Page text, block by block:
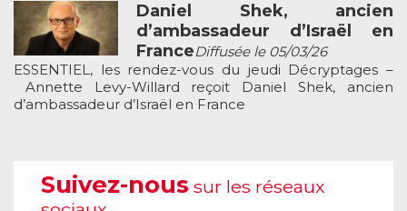
Daniel Shek, ancien
d’ambassadeur d’Israël en
FranceDiffusée le 05/03/26
ESSENTIEL, les rendez-vous du jeudi Décryptages –
Annette Levy-Willard reçoit Daniel Shek, ancien
d’ambassadeur d’Israël en France
Suivez-nous sur les réseaux